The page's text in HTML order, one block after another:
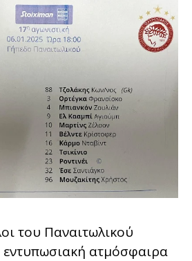
του Παναιτωλικού
ατμόσφαιρα